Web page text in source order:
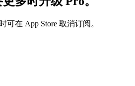
在 App Store 取消订阅。